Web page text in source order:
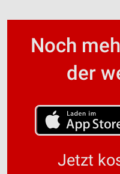
Noch
der
Jetzt